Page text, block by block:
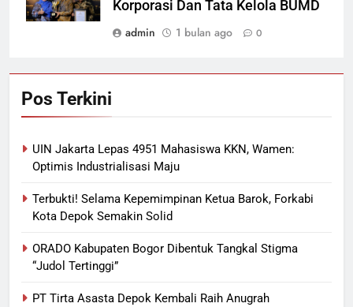
Korporasi Dan Tata Kelola BUMD
admin
1 bulan ago 0
Pos Terkini
UIN Jakarta Lepas 4951 Mahasiswa KKN, Wamen:
Optimis Industrialisasi Maju
Terbukti! Selama Kepemimpinan Ketua Barok, Forkabi
Kota Depok Semakin Solid
ORADO Kabupaten Bogor Dibentuk Tangkal Stigma
“Judol Tertinggi”
PT Tirta Asasta Depok Kembali Raih Anugrah